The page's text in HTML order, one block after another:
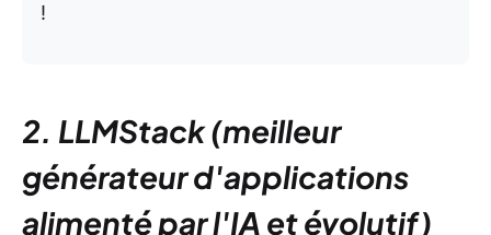
!
2. LLMStack (meilleur
générateur d'applications
alimenté par l'IA et évolutif)